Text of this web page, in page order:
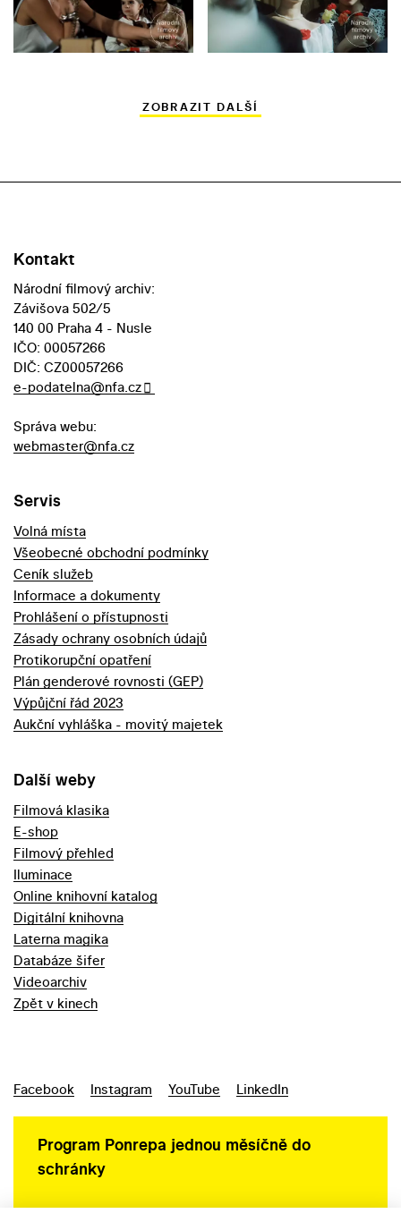
ZOBRAZIT DALŠÍ
Kontakt
Národní filmový archiv:
Závišova 502/5
140 00 Praha 4 - Nusle
IČO: 00057266
DIČ: CZ00057266
e-podatelna@nfa.cz
Správa webu:
webmaster@nfa.cz
Servis
Volná místa
Všeobecné obchodní podmínky
Ceník služeb
Informace a dokumenty
Prohlášení o přístupnosti
Zásady ochrany osobních údajů
Protikorupční opatření
Plán genderové rovnosti (GEP)
Výpůjční řád 2023
Aukční vyhláška - movitý majetek
Další weby
Filmová klasika
E-shop
Filmový přehled
Iluminace
Online knihovní katalog
Digitální knihovna
Laterna magika
Databáze šifer
Videoarchiv
Zpět v kinech
Facebook Instagram YouTube LinkedIn
Program Ponrepa jednou měsíčně do
schránky